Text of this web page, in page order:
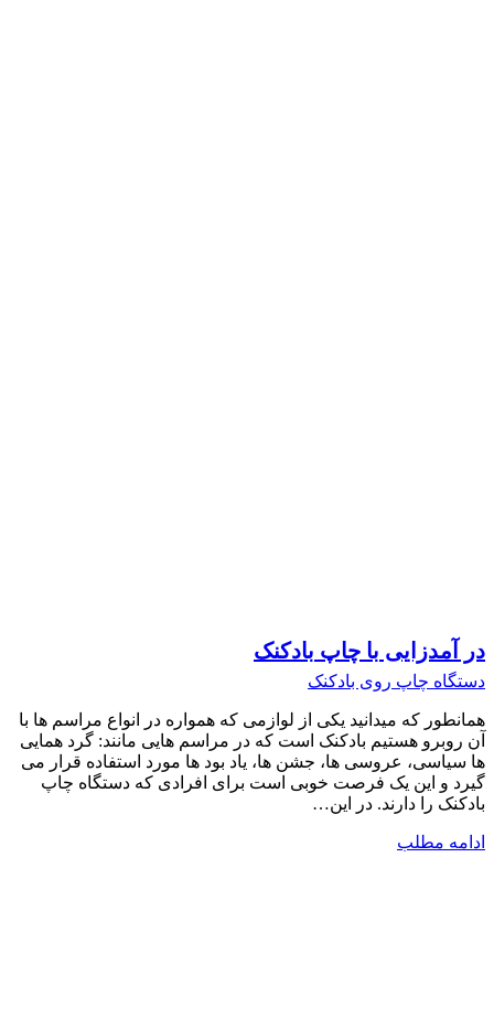
در آمدزایی با چاپ بادکنک
دستگاه چاپ روی بادکنک
همانطور که میدانید یکی از لوازمی که همواره در انواع مراسم ها با
آن روبرو هستیم بادکنک است که در مراسم هایی مانند: گرد همایی
ها سیاسی، عروسی ها، جشن ها، یاد بود ها مورد استفاده قرار می
گیرد و این یک فرصت خوبی است برای افرادی که دستگاه چاپ
بادکنک را دارند. در این…
ادامه مطلب